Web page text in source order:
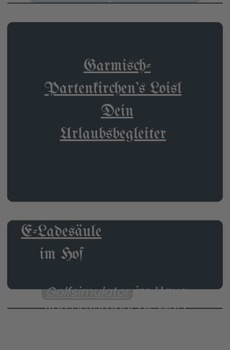
Garmisch-
Partenkirchen's Loisl
Dein
Urlaubsbegleiter
E-Ladesäule
im Hof
Golfsimulator im Haus:
Von Dezember bis März